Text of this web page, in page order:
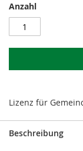
Anzahl
Lizenz für
Beschreibung